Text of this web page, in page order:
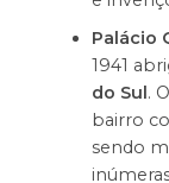
Palácio
1941
do Sul.
bairro
sendo